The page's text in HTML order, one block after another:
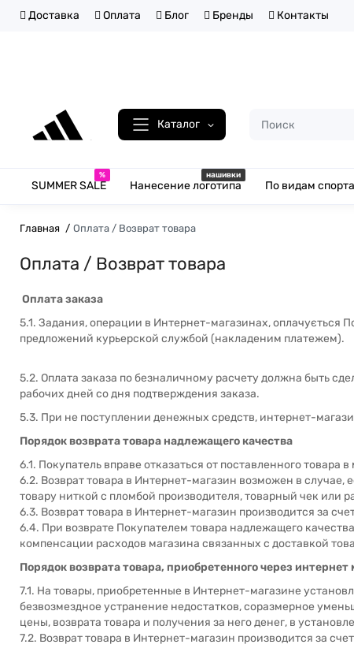
Доставка Оплата Блог Бренды Контакты
Каталог
%
SUMMER SALE
нашивки
Нанесение логотипа По видам спорта
Главная Оплата / Возврат товара
Оплата / Возврат товара
Оплата заказа
5.1. Задания, операции в Интернет-магазинах, оплачується
предложений курьерской службой (накладеним платежем).
5.2. Оплата заказа по безналичному расчету должна быть
рабочих дней со дня подтверждения заказа.
5.3. При не поступлении денежных средств, интернет-
Порядок возврата товара надлежащего качества
6.1. Покупатель вправе отказаться от поставленного
6.2. Возврат товара в Интернет-магазин возможен в случае,
товару ниткой с пломбой производителя, товарный чек или
6.3. Возврат товара в Интернет-магазин производится за
6.4. При возврате Покупателем товара надлежащего
компенсации расходов магазина связанных с доставкой
Порядок возврата товара, приобретенного через
7.1. На товары, приобретенные в Интернет-магазине
безвозмездное устранение недостатков, соразмерное
цены, возврата товара и получения за него денег, в
7.2. Возврат товара в Интернет-магазин производится за